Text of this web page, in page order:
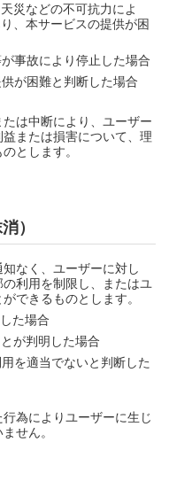
災などの不可抗力によ
、本サービスの提供が困
事故により停止した場合
が困難と判断した場合
は中断により、ユーザー
または損害について、理
とします。
）
なく、ユーザーに対し
利用を制限し、またはユ
できるものとします。
た場合
が判明した場合
を適当でないと判断した
為によりユーザーに生じ
せん。